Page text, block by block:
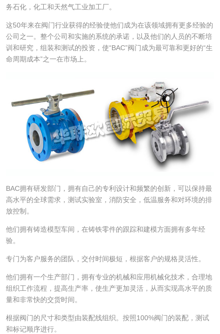
务石化，化工和天然气工业加工厂。
这50年来在阀门行业获得的经验使他们成为在该领域拥有更多经验的
公司之一。整个公司和实施的系统的承诺，以及他们的人员的不断培
训和研究，组装和测试的投资，使“BAC”阀门成为最可靠和更好的“生
命周期成本”之一在市场上。
BAC拥有研发部门，拥有自己的专利设计和频繁的创新，可以保持最
高水平的全球需求，测试实验室，消防安全，低温服务和对环境的排
放控制。
他们拥有铸造模型车间，在铸铁零件的跟踪和建模方面拥有多年经
验。
专门为客户服务的团队，交付时间极短，根据客户的规格灵活性。
他们拥有一个生产部门，拥有专业的机械和应用机械化技术，合理地
组织工作流程，提高生产率，使生产更加灵活，从而实现高水平的质
量和非常快的交货时间。
根据阀门的尺寸和类型由装配线组织。按照100%阀门的装配，测试
和标记顺序进行。